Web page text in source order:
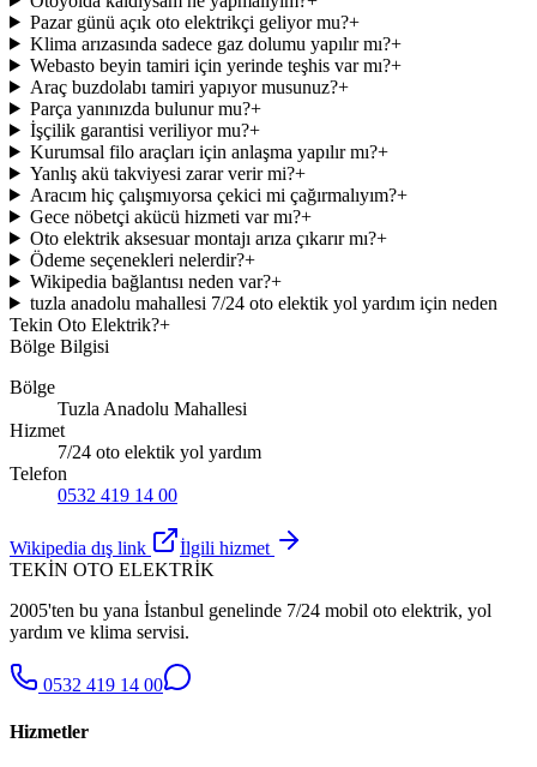
Pazar günü açık oto elektrikçi geliyor mu?+
Klima arızasında sadece gaz dolumu yapılır mı?+
Webasto beyin tamiri için yerinde teşhis var mı?+
Araç buzdolabı tamiri yapıyor musunuz?+
Parça yanınızda bulunur mu?+
İşçilik garantisi veriliyor mu?+
Kurumsal filo araçları için anlaşma yapılır mı?+
Yanlış akü takviyesi zarar verir mi?+
Aracım hiç çalışmıyorsa çekici mi çağırmalıyım?+
Gece nöbetçi akücü hizmeti var mı?+
Oto elektrik aksesuar montajı arıza çıkarır mı?+
Ödeme seçenekleri nelerdir?+
Wikipedia bağlantısı neden var?+
tuzla anadolu mahallesi 7/24 oto elektik yol yardım için neden
Tekin Oto Elektrik?+
Bölge Bilgisi
Bölge
Tuzla Anadolu Mahallesi
Hizmet
7/24 oto elektik yol yardım
Telefon
0532 419 14 00
Wikipedia dış link
İlgili hizmet
TEKİN OTO ELEKTRİK
2005'ten bu yana İstanbul genelinde 7/24 mobil oto elektrik, yol
yardım ve klima servisi.
0532 419 14 00
Hizmetler